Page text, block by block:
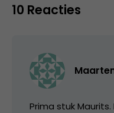
10 Reacties
Prima stuk